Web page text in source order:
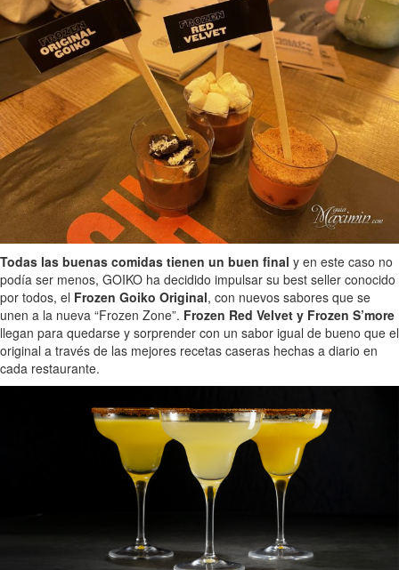
Todas las buenas comidas tienen un buen final y en este caso no
podía ser menos, GOIKO ha decidido impulsar su best seller conocido
por todos, el Frozen Goiko Original, con nuevos sabores que se
unen a la nueva “Frozen Zone”. Frozen Red Velvet y Frozen S’more
llegan para quedarse y sorprender con un sabor igual de bueno que el
original a través de las mejores recetas caseras hechas a diario en
cada restaurante.